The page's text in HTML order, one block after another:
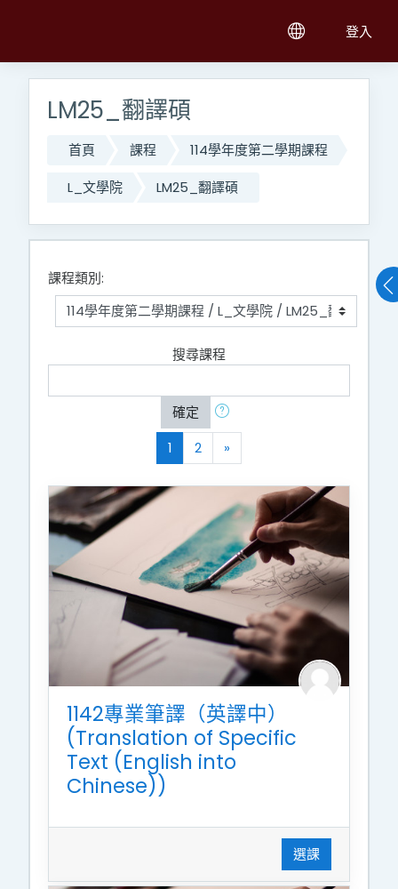
登入
LM25_翻譯碩
首頁 課程
114學年度第二學期課程
L_文學院
LM25_翻譯碩
課程類別:
搜尋課程
確定
1 (current)
2 »
1142專業筆譯（英譯中）
(Translation of Specific
Text (English into
Chinese))
選課